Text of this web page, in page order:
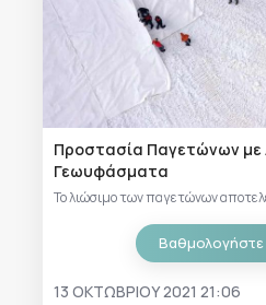
Προστασία Παγετώνων με
Γεωυφάσματα
Το λιώσιμο των παγετώνων
13 ΟΚΤΩΒΡΊΟΥ 2021 21:06